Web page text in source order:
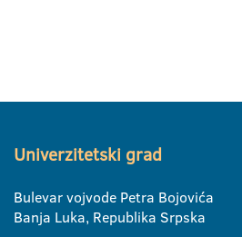
Univerzitetski grad
Bulevar vojvode Petra Bojovića
Banja Luka, Republika Srpska